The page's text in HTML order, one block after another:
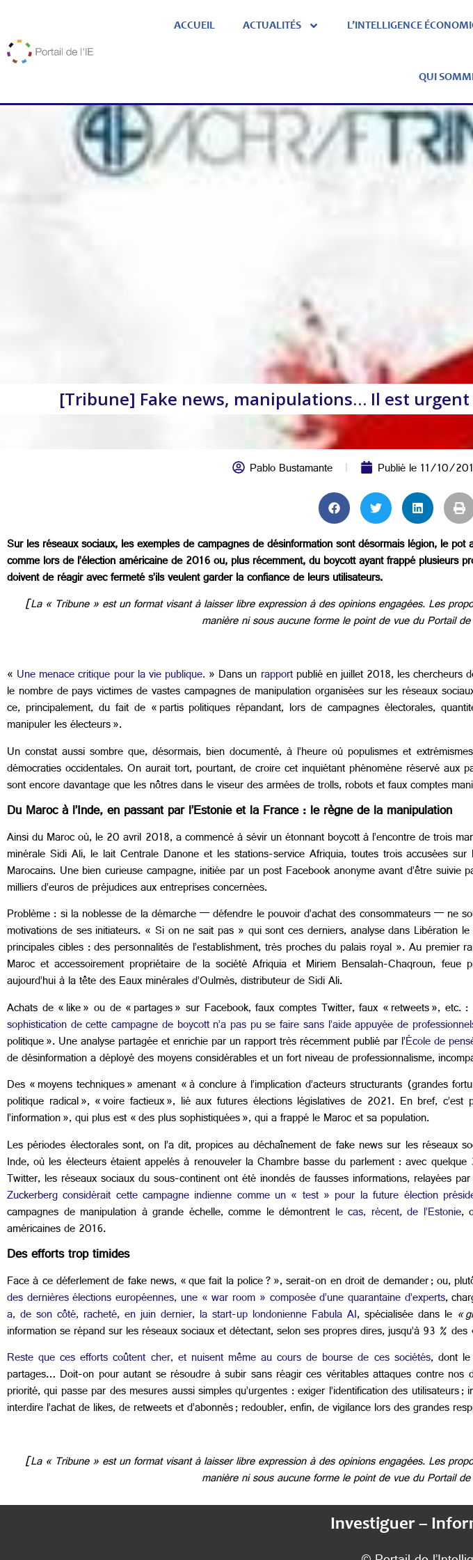
ACCUEIL ACTUALITÉS L’INTELLIGENCE
QUI
[Tribune] Fake news, manipulations… Il est urgent
Pablo Bustamante Publié le11/10/
Sur les réseaux sociaux, les exemples de campagnes de désinformation sont désormais légion, le
comme lors de l’élection américaine de 2016 ou, plus récemment, du boycott ayant frappé plusieurs
doivent de réagir avec fermeté s’ils veulent garder la confiance de leurs utilisateurs.
[La « Tribune » est un format visant à laisser libre expression à des opinions engagées. Les
manière ni sous aucune forme le point de vue du Portail
« Une menace critique pour la vie publique. » Dans un rapportpublié en juillet 2018, les chercheurs
le nombre de pays victimes de vastes campagnes de manipulation organisées sur les réseaux
ce, principalement, du fait de « partis politiques répandant, lors de campagnes électorales,
manipuler les électeurs ».
Un constat aussi sombre que, désormais, bien documenté, à l’heure où populismes et
démocraties occidentales. On aurait tort, pourtant, de croire cet inquiétant phénomène réservé
sont encore davantage que les nôtres dans le viseur des armées de trolls, robots et faux comptes
Du Maroc à l’Inde, en passant par l’Estonie et la France : le règne de la manipulation
Ainsi du Maroc où, le 20 avril 2018, a commencé à sévir un étonnant boycott à l’encontre de trois
minérale Sidi Ali, le lait Centrale Danone et les stations-service Afriquia, toutes trois accusées
Marocains. Une bien curieuse campagne, initiée par un post Facebook anonyme avant d’être
milliers d’euros de préjudices aux entreprises concernées.
Problème : si la noblesse de la démarche — défendre le pouvoir d’achat des consommateurs — ne
motivations de ses initiateurs. « Si on ne sait pas » qui sont ces derniers, analyse dans Libération
principales cibles : des personnalités de l’establishment, très proches du palais royal ». Au premier
Maroc et accessoirement propriétaire de la société Afriquia et Miriem Bensalah-Chaqroun,
aujourd’hui à la tête des Eaux minérales d’Oulmès, distributeur de Sidi Ali.
Achats de « like » ou de « partages » sur Facebook, faux comptes Twitter, faux « retweets », etc.
sophistication de cette campagne de boycott n’a pas pu se faire sans l’aide appuyée de
politique ». Une analyse partagée et enrichie par un rapport très récemment publié par l’École de
de désinformation a déployé des moyens considérables et un fort niveau de professionnalisme,
Des « moyens techniques » amenant « à conclure à l’implication d’acteurs structurants (grandes
politique radical », « voire factieux », lié aux futures élections législatives de 2021. En bref,
l’information », qui plus est « des plus sophistiquées », qui a frappé le Maroc et sa population.
Les périodes électorales sont, on l’a dit, propices au déchaînement de fake news sur les réseaux
Inde, où les électeurs étaient appelés à renouveler la Chambre basse du parlement : avec
Twitter, les réseaux sociaux du sous-continent ont été inondés de fausses informations, relayées
Zuckerberg considérait cette campagne indienne comme un « test » pour la future élection
campagnes de manipulation à grande échelle, comme le démontrent le cas, récent, de l’Estonie,
américaines de 2016.
Des efforts trop timides
Face à ce déferlement de fake news, « que fait la police ? », serait-on en droit de demander ; ou,
des dernières élections européennes, une « war room » composée d’une quarantaine d’experts,
a, de son côté, racheté, en juin dernier, la start-up londonienne Fabula AI, spécialisée dans le «
information se répand sur les réseaux sociaux et détectant, selon ses propres dires, jusqu’à 93 %
Reste que ces efforts coûtent cher, et nuisent même au cours de bourse de ces sociétés, dont
partages… Doit-on pour autant se résoudre à subir sans réagir ces véritables attaques contre nos
priorité, qui passe par des mesures aussi simples qu’urgentes : exiger l’identification des utilisateurs
interdire l’achat de likes, de retweets et d’abonnés ; redoubler, enfin, de vigilance lors des grandes
[La « Tribune » est un format visant à laisser libre expression à des opinions engagées. Les
manière ni sous aucune forme le point de vue du Portail
Investiguer –